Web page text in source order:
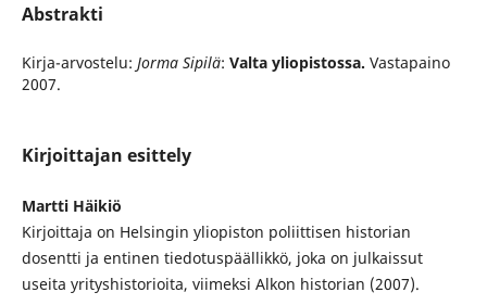
Abstrakti
Kirja-arvostelu: Jorma Sipilä: Valta yliopistossa. Vastapaino
2007.
Kirjoittajan esittely
Martti Häikiö
Kirjoittaja on Helsingin yliopiston poliittisen historian
dosentti ja entinen tiedotuspäällikkö, joka on julkaissut
useita yrityshistorioita, viimeksi Alkon historian (2007).